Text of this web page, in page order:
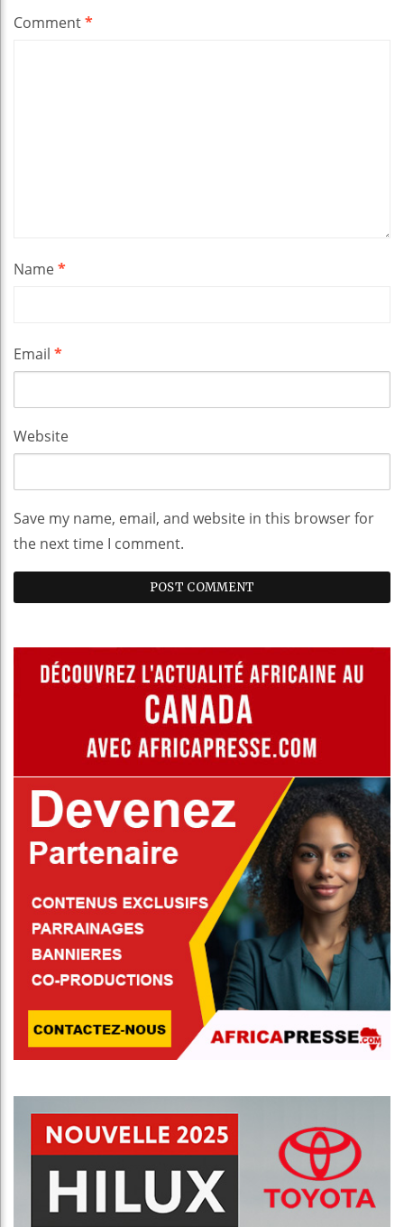
Comment*
Name*
Email *
Website
Save my name, email, and website in this browser for
the next time I comment.